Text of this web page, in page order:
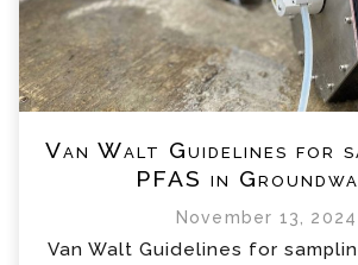
Van Walt Guidelines for
PFAS in
November 13, 2024
Van Walt Guidelines for